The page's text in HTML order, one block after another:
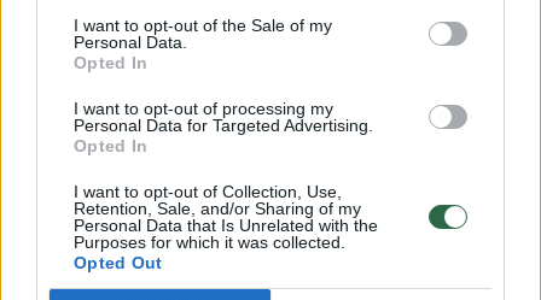
I want to opt-out of the Sale of my
Personal Data.
Opted In
I want to opt-out of processing my
Personal Data for Targeted Advertising.
Opted In
I want to opt-out of Collection, Use,
Retention, Sale, and/or Sharing of my
Personal Data that Is Unrelated with the
Purposes for which it was collected.
Opted Out
Nufilmavo, kaip patvino Vilniaus Vakarinis aplinkkelis:
vaizdas pribloškia
Žinios | Lietuvos diena
00:15:54
V. Zalužno pasisakymą laiko bandymu įsitvirtinti
Ukrainos politikoje: jis yra neteisus
Laidos | Nauja diena